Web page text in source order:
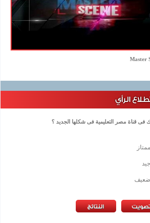
Master
الرأي
فى قناة مصر التعليمية فى شكلها الجديد ؟
ممتاز
جيد
ضعيف